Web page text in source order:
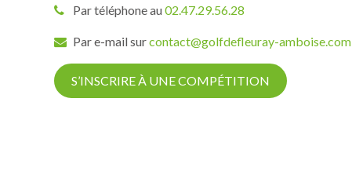
Par téléphone au02.47.29.56.28
Par e-mail surcontact@golfdefleuray-amboise.com
S’INSCRIRE À UNE COMPÉTITION